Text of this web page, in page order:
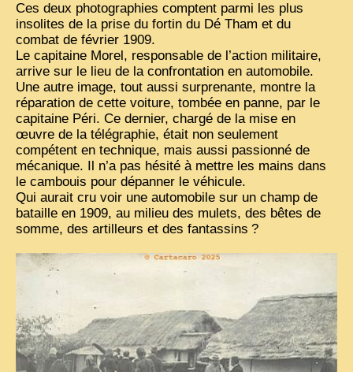
ANNAM CENTRE
COCHINCHINE
LES ETHNIES
LAOS
CAMBODGE
REMARQUABLES
VIETNAM 1950
ALBUMS DE FAMILLE
INDOCHINE HISTORIQUE
ARMÉE, JUSTICE, EDUCATION, RELIGION...
MÉTIERS, FÊTES, TRANSPORTS
TRADITIONS ET MODERNITÉ
INSOLITES
Ces deux photographies comptent parmi les plus
insolites de la prise du fortin du Dé Tham et du
combat de février 1909.
Le capitaine Morel, responsable de l’action militaire,
arrive sur le lieu de la confrontation en automobile.
Une autre image, tout aussi surprenante, montre la
réparation de cette voiture, tombée en panne, par le
capitaine Péri. Ce dernier, chargé de la mise en
œuvre de la télégraphie, était non seulement
compétent en technique, mais aussi passionné de
mécanique. Il n’a pas hésité à mettre les mains dans
le cambouis pour dépanner le véhicule.
Qui aurait cru voir une automobile sur un champ de
bataille en 1909, au milieu des mulets, des bêtes de
somme, des artilleurs et des fantassins ?